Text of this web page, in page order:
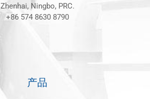
Zhenhai, Ningbo, PRC.
+86 574 8630 8790
产品